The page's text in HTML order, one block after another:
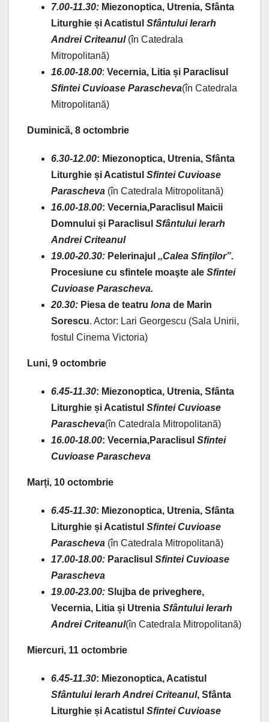
7.00-11.30: Miezonoptica, Utrenia, Sfânta
Liturghie și Acatistul Sfântului Ierarh
Andrei Criteanul (în Catedrala
Mitropolitană)
16.00-18.00: Vecernia, Litia și Paraclisul
Sfintei Cuvioase Parascheva(în Catedrala
Mitropolitană)
Duminică, 8 octombrie
6.30-12.00: Miezonoptica, Utrenia, Sfânta
Liturghie și Acatistul Sfintei Cuvioase
Parascheva (în Catedrala Mitropolitană)
16.00-18.00: Vecernia,Paraclisul Maicii
Domnului și Paraclisul Sfântului Ierarh
Andrei Criteanul
19.00-20.30: Pelerinajul ,,Calea Sfinţilor”.
Procesiune cu sfintele moaşte ale Sfintei
Cuvioase Parascheva.
20.30: Piesa de teatru Iona de Marin
Sorescu. Actor: Lari Georgescu (Sala Unirii,
fostul Cinema Victoria)
Luni, 9 octombrie
6.45-11.30: Miezonoptica, Utrenia, Sfânta
Liturghie și Acatistul Sfintei Cuvioase
Parascheva(în Catedrala Mitropolitană)
16.00-18.00: Vecernia,Paraclisul Sfintei
Cuvioase Parascheva
Marți, 10 octombrie
6.45-11.30: Miezonoptica, Utrenia, Sfânta
Liturghie și Acatistul Sfintei Cuvioase
Parascheva (în Catedrala Mitropolitană)
17.00-18.00: Paraclisul Sfintei Cuvioase
Parascheva
19.00-23.00: Slujba de priveghere,
Vecernia, Litia și Utrenia Sfântului Ierarh
Andrei Criteanul(în Catedrala Mitropolitană)
Miercuri, 11 octombrie
6.45-11.30: Miezonoptica, Acatistul
Sfântului Ierarh Andrei Criteanul, Sfânta
Liturghie și Acatistul Sfintei Cuvioase